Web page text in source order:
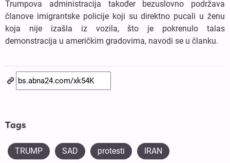
Trumpova administracija također bezuslovno podržava
članove imigrantske policije koji su direktno pucali u ženu
koja nije izašla iz vozila, što je pokrenulo talas
demonstracija u američkim gradovima, navodi se u članku.
Tags
TRUMP SAD protesti IRAN